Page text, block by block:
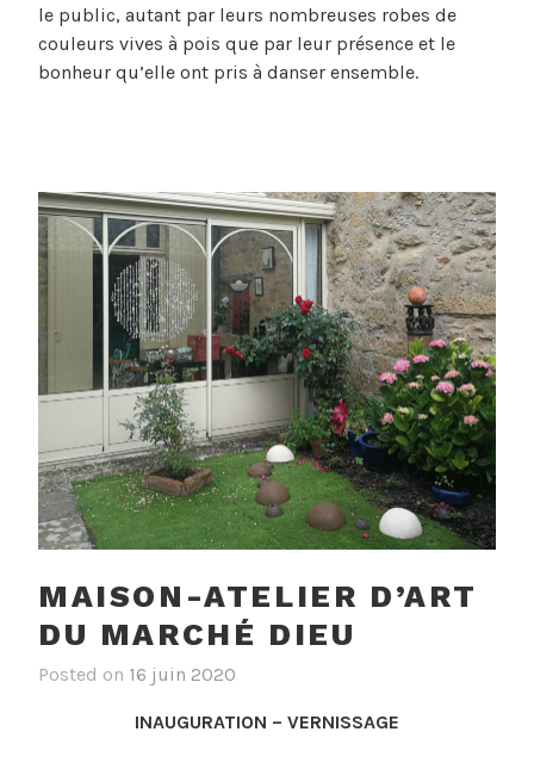
le public, autant par leurs nombreuses robes de
couleurs vives à pois que par leur présence et le
bonheur qu’elle ont pris à danser ensemble.
MAISON-ATELIER D’ART
DU MARCHÉ DIEU
Posted on 16 juin 2020
INAUGURATION – VERNISSAGE